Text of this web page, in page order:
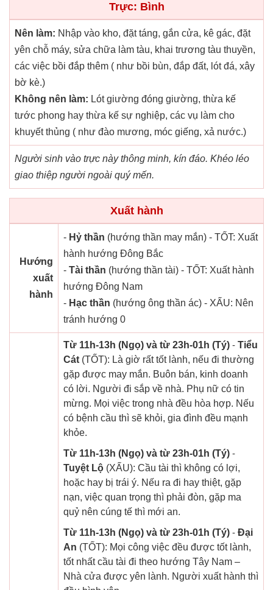
Trực: Bình
Nên làm: Nhập vào kho, đặt táng, gắn cửa, kê gác, đặt
yên chỗ máy, sửa chữa làm tàu, khai trương tàu thuyền,
các việc bồi đắp thêm ( như bồi bùn, đắp đất, lót đá, xây
bờ kè.)
Không nên làm: Lót giường đóng giường, thừa kế
tước phong hay thừa kế sự nghiệp, các vụ làm cho
khuyết thủng ( như đào mương, móc giếng, xả nước.)
Người sinh vào trực này thông minh, kín đáo. Khéo léo
giao thiệp người ngoài quý mến.
Xuất hành
Hướng
xuất
hành
- Hỷ thần (hướng thần may mắn) - TỐT: Xuất
hành hướng Đông Bắc
- Tài thần (hướng thần tài) - TỐT: Xuất hành
hướng Đông Nam
- Hạc thần (hướng ông thần ác) - XẤU: Nên
tránh hướng 0
Từ 11h-13h (Ngọ) và từ 23h-01h (Tý) - Tiểu
Cát (TỐT): Là giờ rất tốt lành, nếu đi thường
gặp được may mắn. Buôn bán, kinh doanh
có lời. Người đi sắp về nhà. Phụ nữ có tin
mừng. Mọi việc trong nhà đều hòa hợp. Nếu
có bệnh cầu thì sẽ khỏi, gia đình đều mạnh
khỏe.
Từ 11h-13h (Ngọ) và từ 23h-01h (Tý) -
Tuyệt Lộ (XẤU): Cầu tài thì không có lợi,
hoặc hay bị trái ý. Nếu ra đi hay thiệt, gặp
nạn, việc quan trọng thì phải đòn, gặp ma
quỷ nên cúng tế thì mới an.
Từ 11h-13h (Ngọ) và từ 23h-01h (Tý) - Đại
An (TỐT): Mọi công việc đều được tốt lành,
tốt nhất cầu tài đi theo hướng Tây Nam –
Nhà cửa được yên lành. Người xuất hành thì